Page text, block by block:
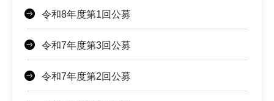
令和8年度第1回公募
令和7年度第3回公募
令和7年度第2回公募